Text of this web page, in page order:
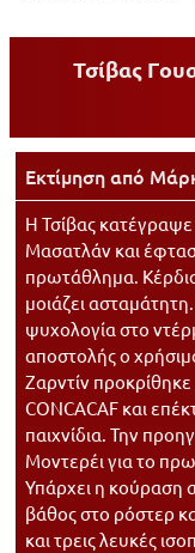
Τσίβας
Εκτίμηση από
Η Τσίβας
Μασατλάν και
πρωτάθλημα.
μοιάζει
ψυχολογία στο
αποστολής ο
Ζαρντίν προκρίθηκε
CONCACAF και
παιχνίδια. Την
Μοντερέι για το
Υπάρχει η κούραση
βάθος στο ρόστερ
και τρεις λευκές